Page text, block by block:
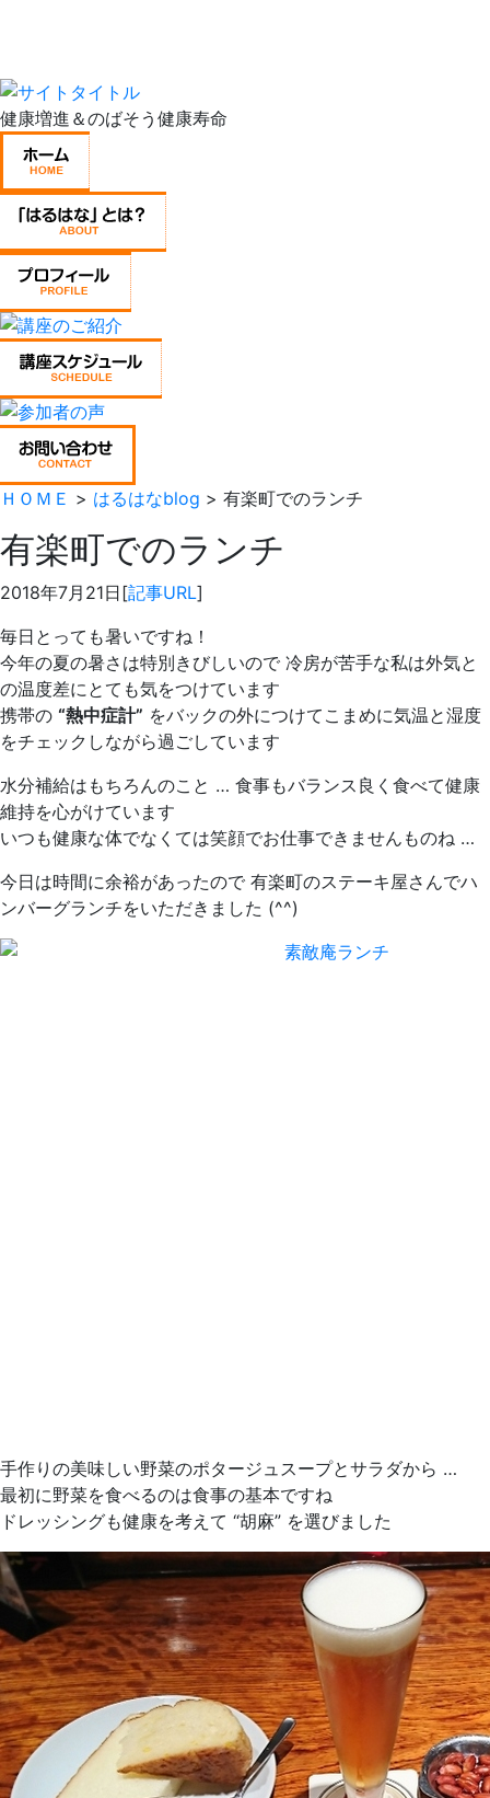
健康増進＆のばそう健康寿命
ＨＯＭＥ > はるはなblog > 有楽町でのランチ
有楽町でのランチ
2018年7月21日[記事URL]
毎日とっても暑いですね！
今年の夏の暑さは特別きびしいので 冷房が苦手な私は外気と
の温度差にとても気をつけています
携帯の “熱中症計” をバックの外につけてこまめに気温と湿度
をチェックしながら過ごしています
水分補給はもちろんのこと … 食事もバランス良く食べて健康
維持を心がけています
いつも健康な体でなくては笑顔でお仕事できませんものね …
今日は時間に余裕があったので 有楽町のステーキ屋さんでハ
ンバーグランチをいただきました (^^)
手作りの美味しい野菜のポタージュスープとサラダから …
最初に野菜を食べるのは食事の基本ですね
ドレッシングも健康を考えて “胡麻” を選びました